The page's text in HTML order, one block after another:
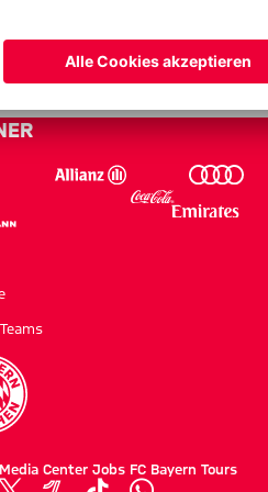
11/12
Media Center Jobs FC Bayern Tours